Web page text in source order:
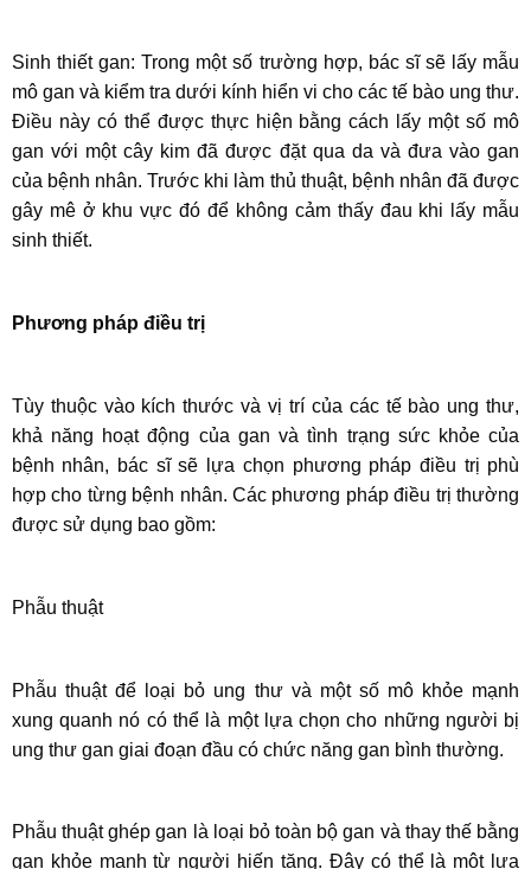
Sinh thiết gan: Trong một số trường hợp, bác sĩ sẽ lấy mẫu
mô gan và kiểm tra dưới kính hiển vi cho các tế bào ung thư.
Điều này có thể được thực hiện bằng cách lấy một số mô
gan với một cây kim đã được đặt qua da và đưa vào gan
của bệnh nhân. Trước khi làm thủ thuật, bệnh nhân đã được
gây mê ở khu vực đó để không cảm thấy đau khi lấy mẫu
sinh thiết.
Phương pháp điều trị
Tùy thuộc vào kích thước và vị trí của các tế bào ung thư,
khả năng hoạt động của gan và tình trạng sức khỏe của
bệnh nhân, bác sĩ sẽ lựa chọn phương pháp điều trị phù
hợp cho từng bệnh nhân. Các phương pháp điều trị thường
được sử dụng bao gồm:
Phẫu thuật
Phẫu thuật để loại bỏ ung thư và một số mô khỏe mạnh
xung quanh nó có thể là một lựa chọn cho những người bị
ung thư gan giai đoạn đầu có chức năng gan bình thường.
Phẫu thuật ghép gan là loại bỏ toàn bộ gan và thay thế bằng
gan khỏe mạnh từ người hiến tặng. Đây có thể là một lựa